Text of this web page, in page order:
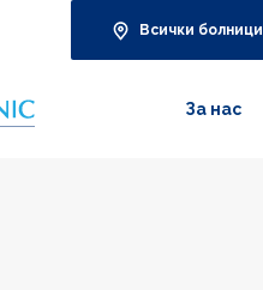
Всички болници
За нас